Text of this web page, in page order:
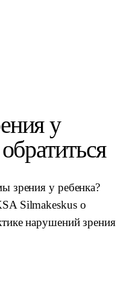
у
зрения у ребенка?
Silmakeskus о
нарушений зрения